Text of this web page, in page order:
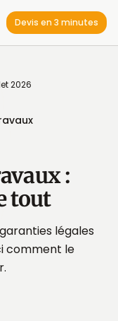
Devis en 3 minutes
2026
:
tout
légales
comment le